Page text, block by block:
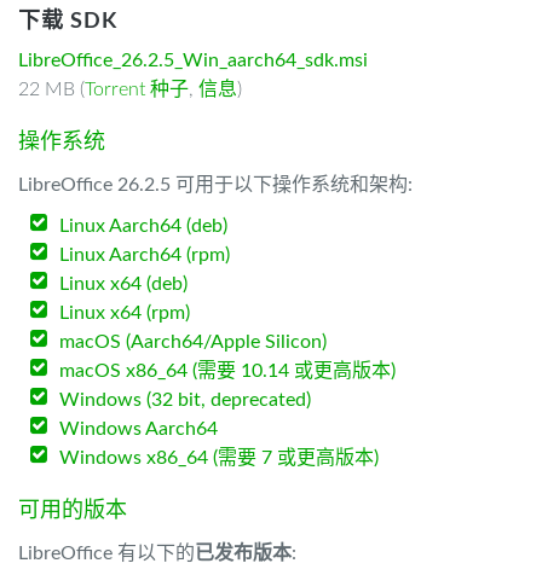
下载 SDK
LibreOffice_26.2.5_Win_aarch64_sdk.msi
22 MB (Torrent 种子, 信息)
操作系统
LibreOffice 26.2.5 可用于以下操作系统和架构:
Linux Aarch64 (deb)
Linux Aarch64 (rpm)
Linux x64 (deb)
Linux x64 (rpm)
macOS (Aarch64/Apple Silicon)
macOS x86_64 (需要 10.14 或更高版本)
Windows (32 bit, deprecated)
Windows Aarch64
Windows x86_64 (需要 7 或更高版本)
可用的版本
LibreOffice 有以下的已发布版本: